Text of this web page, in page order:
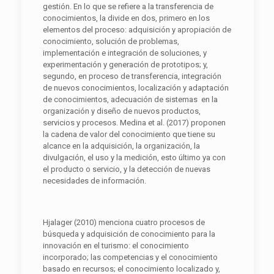
gestión. En lo que se refiere a la transferencia de
conocimientos, la divide en dos, primero en los
elementos del proceso: adquisición y apropiación de
conocimiento, solución de problemas,
implementación e integración de soluciones, y
experimentación y generación de prototipos; y,
segundo, en proceso de transferencia, integración
de nuevos conocimientos, localización y adaptación
de conocimientos, adecuación de sistemas en la
organización y diseño de nuevos productos,
servicios y procesos. Medina et al. (2017) proponen
la cadena de valor del conocimiento que tiene su
alcance en la adquisición, la organización, la
divulgación, el uso y la medición, esto último ya con
el producto o servicio, y la detección de nuevas
necesidades de información.
Hjalager (2010) menciona cuatro procesos de
búsqueda y adquisición de conocimiento para la
innovación en el turismo: el conocimiento
incorporado; las competencias y el conocimiento
basado en recursos; el conocimiento localizado y,